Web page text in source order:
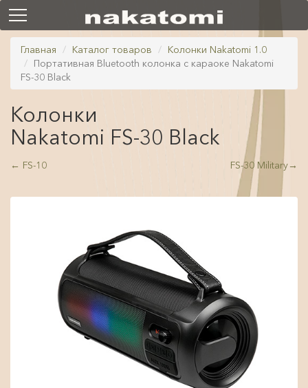
Главная Каталог товаров
Колонки Nakatomi 1.0
Портативная Bluetooth колонка с караоке Nakatomi
FS-30 Black
Колонки
Nakatomi FS-30 Black
← FS-10 FS-30 Military→